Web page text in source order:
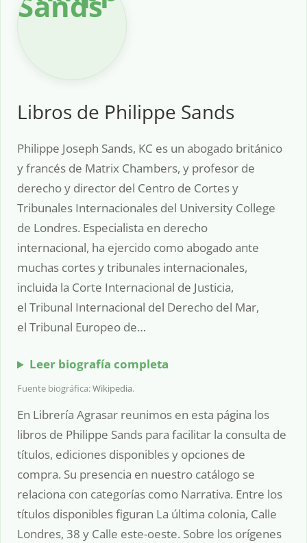
Libros de Philippe Sands
Philippe Joseph Sands, KC es un abogado británico
y francés de Matrix Chambers, y profesor de
derecho y director del Centro de Cortes y
Tribunales Internacionales del University College
de Londres. Especialista en derecho
internacional, ha ejercido como abogado ante
muchas cortes y tribunales internacionales,
incluida la Corte Internacional de Justicia,
el Tribunal Internacional del Derecho del Mar,
el Tribunal Europeo de…
Leer biografía completa
Fuente biográfica:Wikipedia.
En Librería Agrasar reunimos en esta página los
libros de Philippe Sands para facilitar la consulta de
títulos, ediciones disponibles y opciones de
compra. Su presencia en nuestro catálogo se
relaciona con categorías como Narrativa. Entre los
títulos disponibles figuran La última colonia, Calle
Londres, 38 y Calle este-oeste. Sobre los orígenes